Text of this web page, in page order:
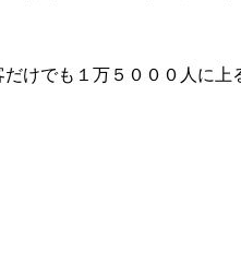
けでも１万５０００人に上